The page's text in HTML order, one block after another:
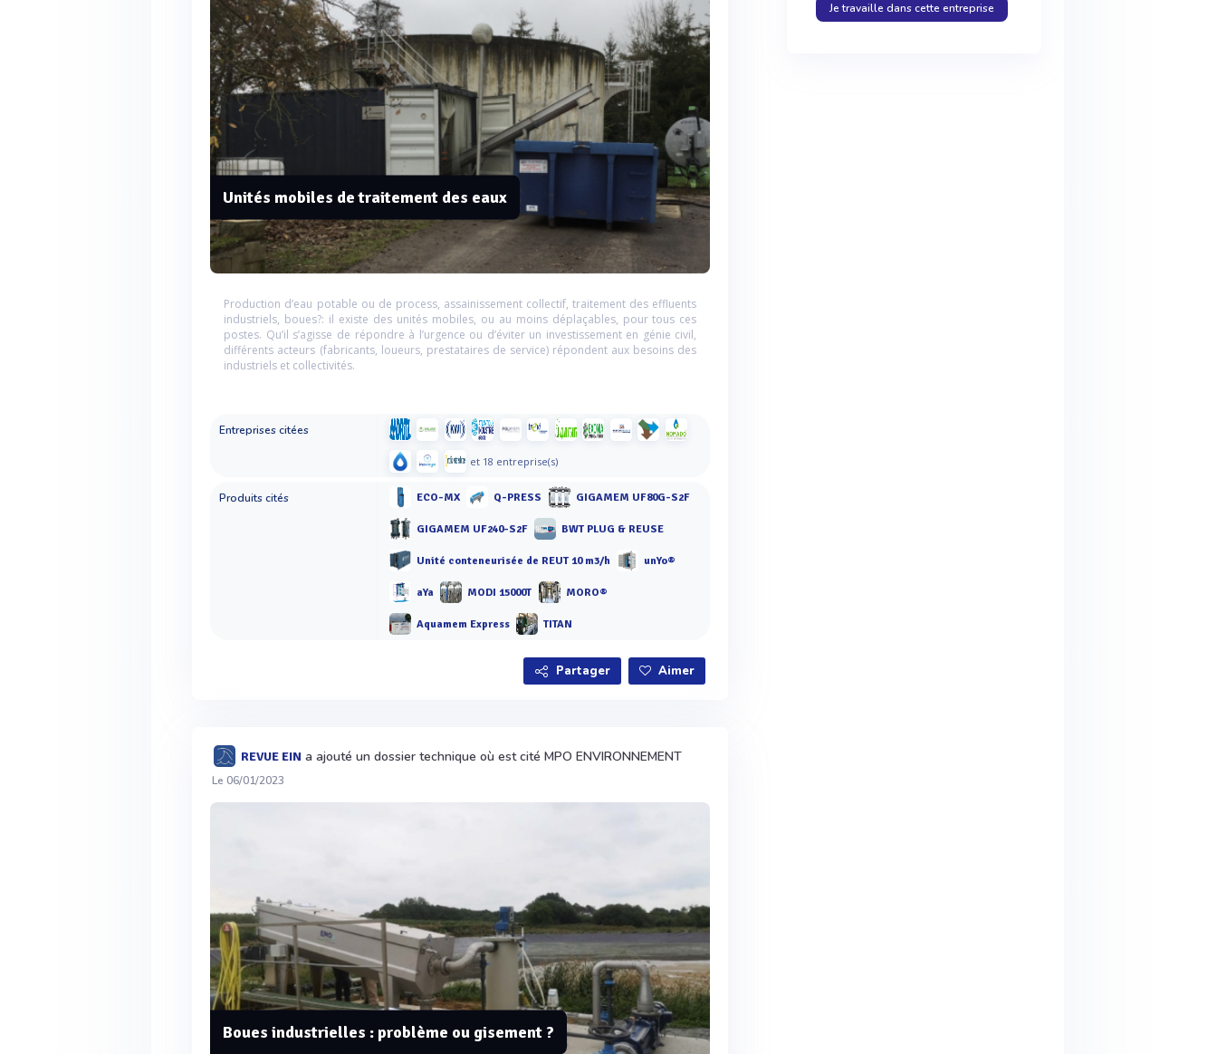
Unités mobiles de traitement des eaux
Production d’eau potable ou de process, assainissement collectif, traitement des effluents
industriels, boues?: il existe des unités mobiles, ou au moins déplaçables, pour tous ces
postes. Qu’il s’agisse de répondre à l’urgence ou d’éviter un investissement en génie civil,
différents acteurs (fabricants, loueurs, prestataires de service) répondent aux besoins des
industriels et collectivités.
Entreprises citées
et 18 entreprise(s)
Produits cités ECO-MX Q-PRESS GIGAMEM UF80G-S2F
GIGAMEM UF240-S2F BWT PLUG & REUSE
Unité conteneurisée de REUT 10 m3/h unYo®
aYa MODI 15000T MORO®
Aquamem Express TITAN
Partager Aimer
REVUE EIN a ajouté un dossier technique où est cité MPO ENVIRONNEMENT
Le 06/01/2023
Boues industrielles : problème ou gisement ?
Je travaille dans cette entreprise